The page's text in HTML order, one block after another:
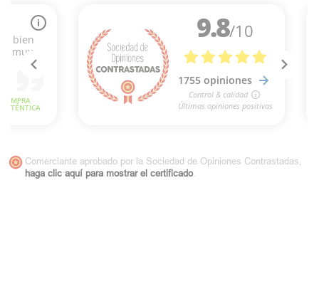
Comerciante aprobado por la Sociedad de Opiniones Contrastadas,
haga clic aquí para mostrar el certificado.